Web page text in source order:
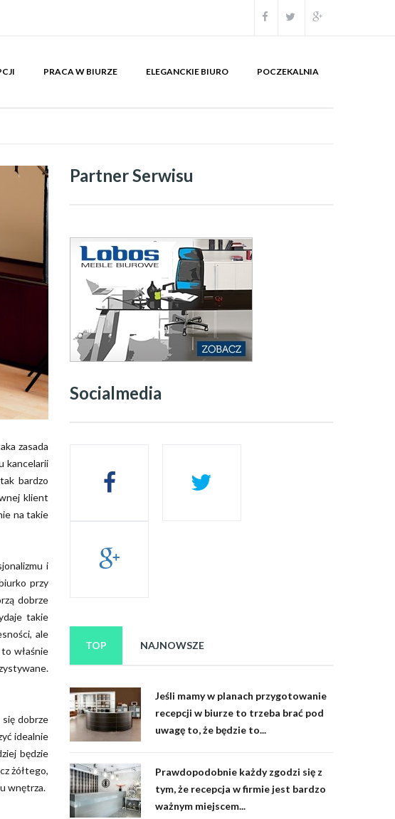
PRACA W BIURZE ELEGANCKIE BIURO POCZEKALNIA
zasada
kancelarii
bardzo
klient
na takie
i
przy
dobrze
takie
ale
właśnie
się dobrze
idealnie
będzie
żółtego,
wnętrza.
Partner Serwisu
Socialmedia
TOP
Jeśli mamy w planach przygotowanie
recepcji w biurze to trzeba brać pod
uwagę to, że będzie to...
Prawdopodobnie każdy zgodzi się z
tym, że recepcja w firmie jest bardzo
ważnym miejscem...
NAJNOWSZE